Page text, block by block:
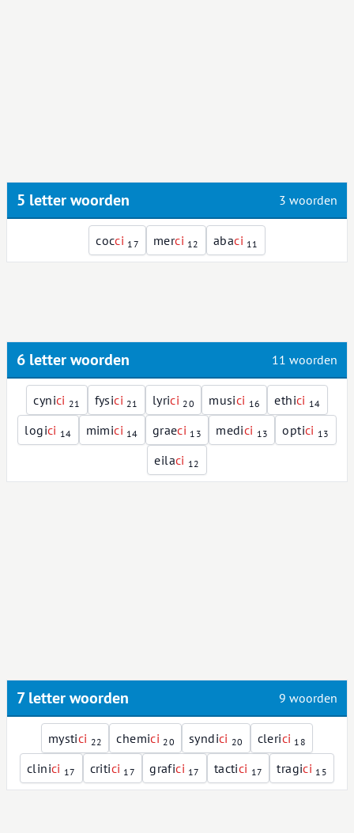
5 letter woorden 3 woorden
cocci 17 merci 12 abaci 11
6 letter woorden 11 woorden
cynici 21 fysici 21 lyrici 20 musici 16 ethici 14
logici 14 mimici 14 graeci 13 medici 13 optici 13
eilaci 12
7 letter woorden 9 woorden
mystici 22 chemici 20 syndici 20 clerici 18
clinici 17 critici 17 grafici 17 tactici 17 tragici 15